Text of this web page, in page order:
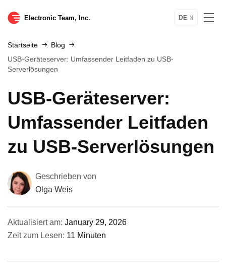
Electronic Team, Inc. DE
Startseite
Blog
USB-Geräteserver: Umfassender Leitfaden zu USB-
Serverlösungen
USB-Geräteserver:
Umfassender Leitfaden
zu USB-Serverlösungen
Geschrieben von
Olga Weis
Aktualisiert am: January 29, 2026
Zeit zum Lesen: 11 Minuten